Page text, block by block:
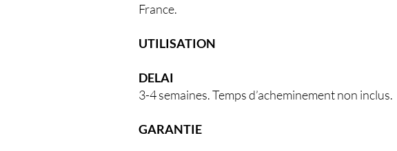
France.
UTILISATION
DELAI
3-4 semaines. Temps d’acheminement non inclus.
GARANTIE